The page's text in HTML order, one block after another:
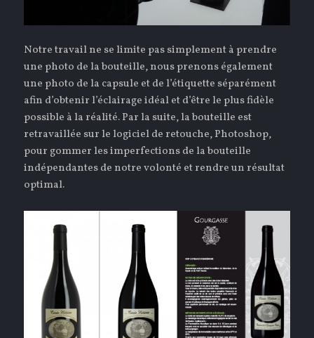
Notre travail ne se limite pas simplement à prendre
une photo de la bouteille, nous prenons également
une photo de la capsule et de l’étiquette séparément
afin d’obtenir l’éclairage idéal et d’être le plus fidèle
possible à la réalité. Par la suite, la bouteille est
retravaillée sur le logiciel de retouche, Photoshop,
pour gommer les imperfections de la bouteille
indépendantes de notre volonté et rendre un résultat
optimal.